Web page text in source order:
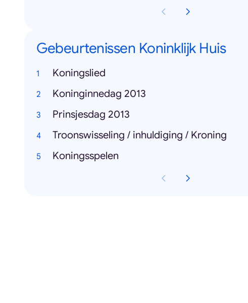
Gebeurtenissen Koninklijk Huis
Koningslied
Koninginnedag 2013
Prinsjesdag 2013
Troonswisseling / inhuldiging / Kroning
Koningsspelen